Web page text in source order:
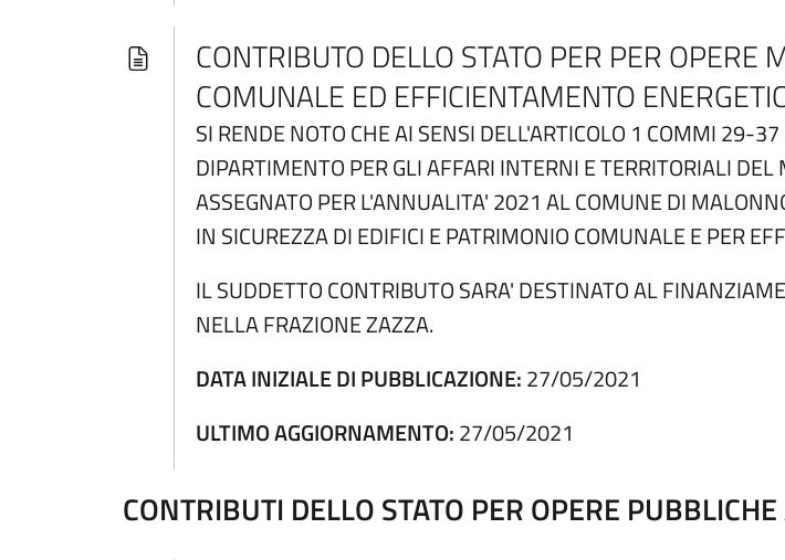
CONTRIBUTO DELLO STATO PER PER OPERE
COMUNALE ED EFFICIENTAMENTO
SI RENDE NOTO CHE AI SENSI DELL'ARTICOLO 1 COMMI 29-
DIPARTIMENTO PER GLI AFFARI INTERNI E TERRITORIALI
ASSEGNATO PER L'ANNUALITA' 2021 AL COMUNE DI
IN SICUREZZA DI EDIFICI E PATRIMONIO COMUNALE E PER
IL SUDDETTO CONTRIBUTO SARA' DESTINATO AL
NELLA FRAZIONE ZAZZA.
DATA INIZIALE DI PUBBLICAZIONE:27/05/2021
ULTIMO AGGIORNAMENTO:27/05/2021
CONTRIBUTI DELLO STATO PER OPERE